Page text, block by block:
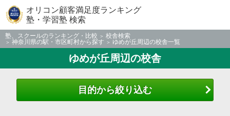
オリコン顧客満足度ランキング
塾・学習塾 検索
塾、スクールのランキング・比較
校舎検索
神奈川県の駅・市区町村から探す
ゆめが丘周辺の校舎一覧
ゆめが丘周辺の校舎
目的から絞り込む